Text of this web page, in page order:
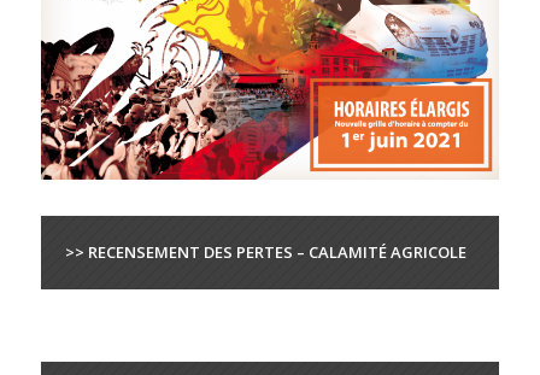
>> RECENSEMENT DES PERTES – CALAMITÉ AGRICOLE